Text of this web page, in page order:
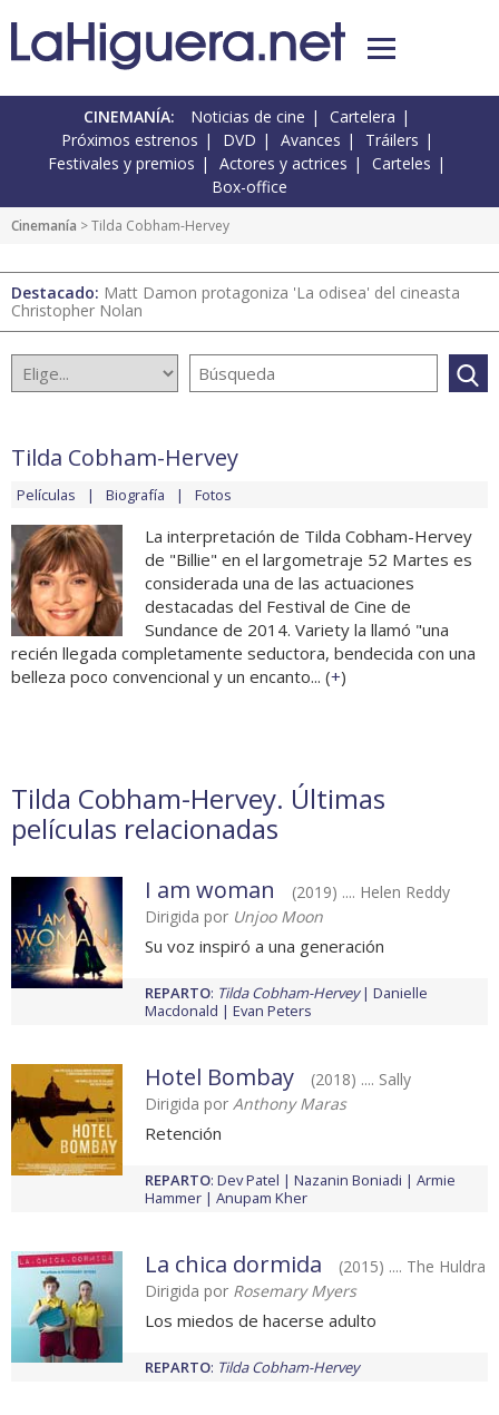
CINEMANÍA: Noticias de cine
Cartelera
Próximos estrenos
DVD Avances
Tráilers
Festivales y premios
Actores y actrices
Carteles
Box-office
Cinemanía > Tilda Cobham-Hervey
Destacado: Matt Damon protagoniza 'La odisea' del cineasta
Christopher Nolan
Tilda Cobham-Hervey
Películas Biografía Fotos
La interpretación de Tilda Cobham-Hervey
de "Billie" en el largometraje 52 Martes es
considerada una de las actuaciones
destacadas del Festival de Cine de
Sundance de 2014. Variety la llamó "una
recién llegada completamente seductora, bendecida con una
belleza poco convencional y un encanto... (+)
Tilda Cobham-Hervey. Últimas
películas relacionadas
I am woman
(2019) .... Helen Reddy
Dirigida por Unjoo Moon
Su voz inspiró a una generación
REPARTO: Tilda Cobham-Hervey
Danielle
Macdonald
Evan Peters
Hotel Bombay
(2018) .... Sally
Dirigida por Anthony Maras
Retención
REPARTO: Dev Patel Nazanin Boniadi
Armie
Hammer
Anupam Kher
La chica dormida
(2015) .... The Huldra
Dirigida por Rosemary Myers
Los miedos de hacerse adulto
REPARTO: Tilda Cobham-Hervey